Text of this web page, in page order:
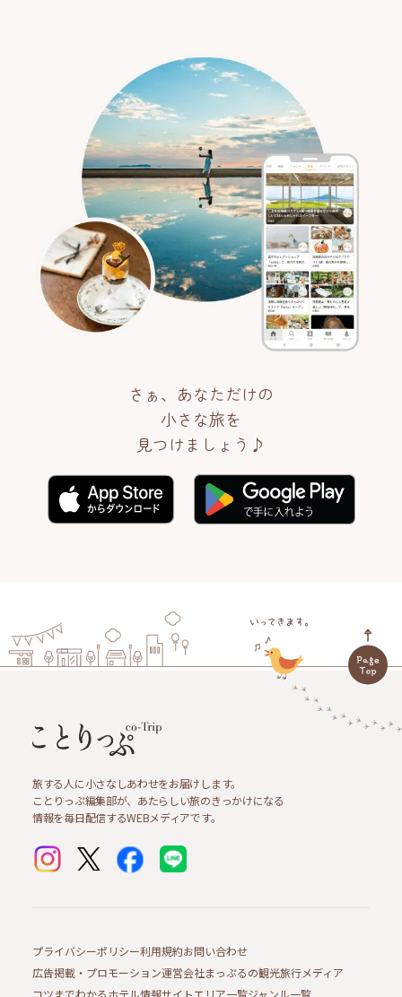
さぁ、あなただけの
小さな旅を
見つけましょう♪
旅する人に小さなしあわせをお届けします。
ことりっぷ編集部が、あたらしい旅のきっかけになる
情報を毎日配信するWEBメディアです。
プライバシーポリシー利用規約お問い合わせ
広告掲載・プロモーション運営会社まっぷるの観光旅行メディア
コツまでわかるホテル情報サイトエリア一覧ジャンル一覧